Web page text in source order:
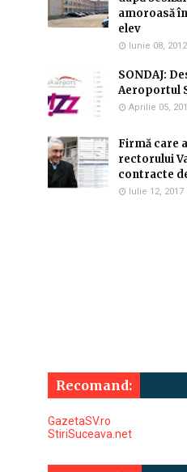
amoroasă
elev
Iunie 08, 2012
SONDAJ:
Aeroportul
Aprilie 05,
Firmă care
rectorului
contracte
Iulie 12, 2017
Recomand:
GazetaSV.ro
StiriSuceava.net